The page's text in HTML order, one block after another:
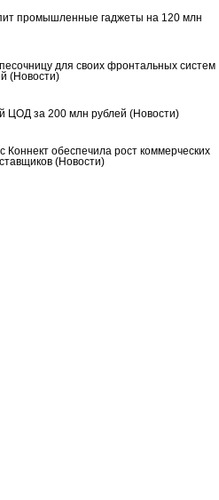
промышленные гаджеты на 120 млн
для своих фронтальных систем
(Новости)
ЦОД за 200 млн рублей (Новости)
обеспечила рост коммерческих
(Новости)